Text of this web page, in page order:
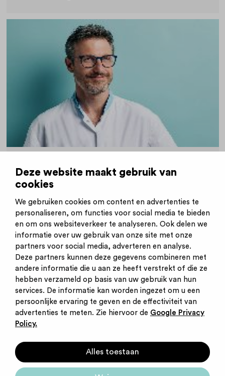
Deze website maakt gebruik van
cookies
We gebruiken cookies om content en advertenties te
personaliseren, om functies voor social media te bieden
en om ons websiteverkeer te analyseren. Ook delen we
informatie over uw gebruik van onze site met onze
partners voor social media, adverteren en analyse.
Deze partners kunnen deze gegevens combineren met
andere informatie die u aan ze heeft verstrekt of die ze
hebben verzameld op basis van uw gebruik van hun
services. De informatie kan worden ingezet om u een
persoonlijke ervaring te geven en de effectiviteit van
advertenties te meten. Zie hiervoor de Google Privacy
Policy.
Alles toestaan
Ontdekdezorg week
Carrière-switcher Marc: ‘Ik heb veel over
mezelf geleerd’
Inschrijven nieuwsbrief
Inloggen
Contact
Privacy statement
Startpunt voor jouw
carrière